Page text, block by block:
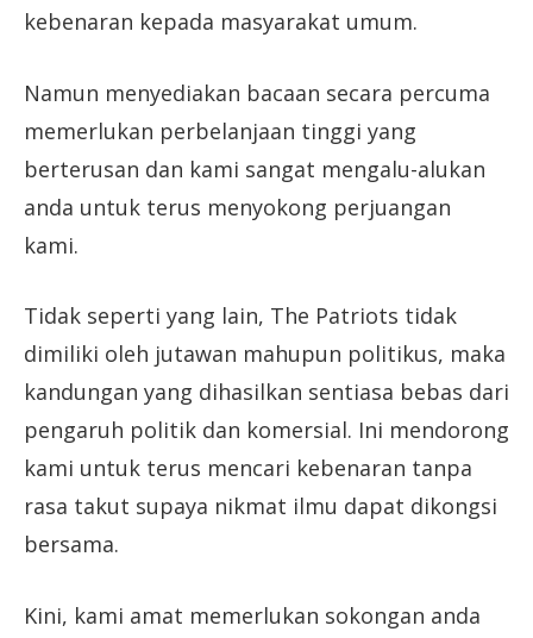
kebenaran kepada masyarakat umum.
Namun menyediakan bacaan secara percuma
memerlukan perbelanjaan tinggi yang
berterusan dan kami sangat mengalu-alukan
anda untuk terus menyokong perjuangan
kami.
Tidak seperti yang lain, The Patriots tidak
dimiliki oleh jutawan mahupun politikus, maka
kandungan yang dihasilkan sentiasa bebas dari
pengaruh politik dan komersial. Ini mendorong
kami untuk terus mencari kebenaran tanpa
rasa takut supaya nikmat ilmu dapat dikongsi
bersama.
Kini, kami amat memerlukan sokongan anda